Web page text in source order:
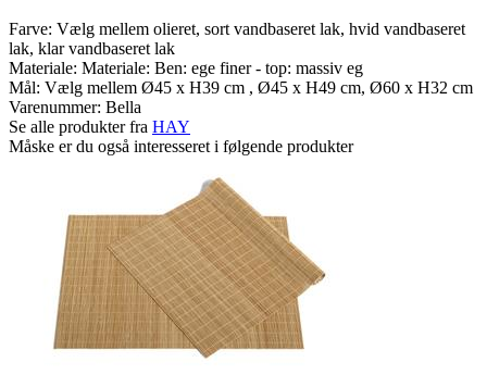
Farve: Vælg mellem olieret, sort vandbaseret lak, hvid vandbaseret
lak, klar vandbaseret lak
Materiale: Materiale: Ben: ege finer - top: massiv eg
Mål: Vælg mellem Ø45 x H39 cm , Ø45 x H49 cm, Ø60 x H32 cm
Varenummer: Bella
Se alle produkter fra HAY
Måske er du også interesseret i følgende produkter